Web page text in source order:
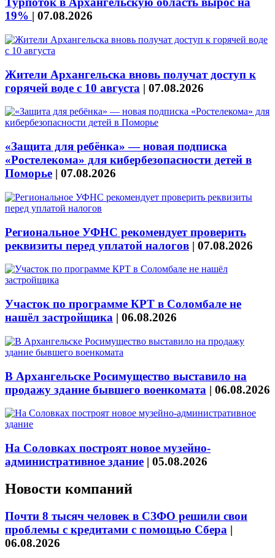
19% | 07.08.2026
Жители Архангельска вновь получат доступ к
горячей воде с 10 августа | 07.08.2026
«Защита для ребёнка» — новая подписка
«Ростелекома» для кибербезопасности детей в
Поморье | 07.08.2026
Региональное УФНС рекомендует проверить
реквизиты перед уплатой налогов | 07.08.2026
Участок по программе КРТ в Соломбале не
нашёл застройщика | 06.08.2026
В Архангельске Росимущество выставило на
продажу здание бывшего военкомата | 06.08.2026
На Соловках построят новое музейно-
административное здание | 05.08.2026
Новости компаний
Почти 8 тысяч человек в СЗФО решили свои
проблемы с кредитами с помощью Сбера |
06.08.2026